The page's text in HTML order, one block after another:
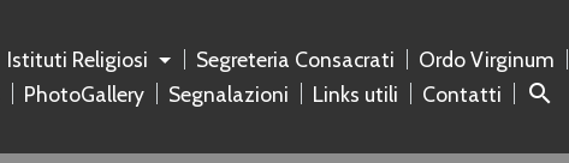
Istituti Religiosi Segreteria Consacrati
Ordo Virginum
PhotoGallery Segnalazioni Links utili Contatti search